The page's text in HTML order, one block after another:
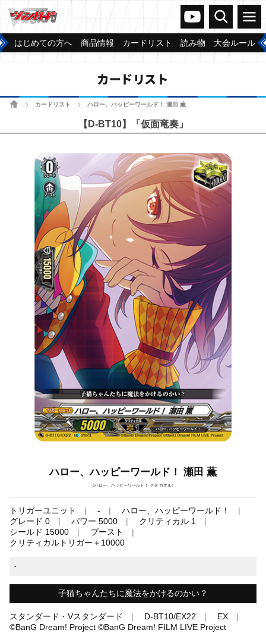
ヴァンガードch
検索 メニュー
はじめての方へ 商品情報 カードリスト 読み物 大会ルール
カードリスト
ホームカードリスト ハロー、ハッピーワールド！ 瀬田 薫
【D-BT10】「仮面竜奏」
ハロー、ハッピーワールド！ 瀬田 薫
（ハロー、ハッピーワールド！ セタ カオル）
トリガーユニット -
ハロー、ハッピーワールド！
グレード 0
パワー 5000
クリティカル 1
シールド 15000
ブースト
クリティカルトリガー＋10000
-
子猫ちゃんたちに魔法をかけるのかい？
スタンダード・Vスタンダード D-BT10/EX22
EX
©BanG Dream! Project ©BanG Dream! FILM LIVE Project